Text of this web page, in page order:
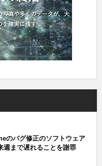
のバグ修正のソフトウェア
週まで遅れることを謝罪